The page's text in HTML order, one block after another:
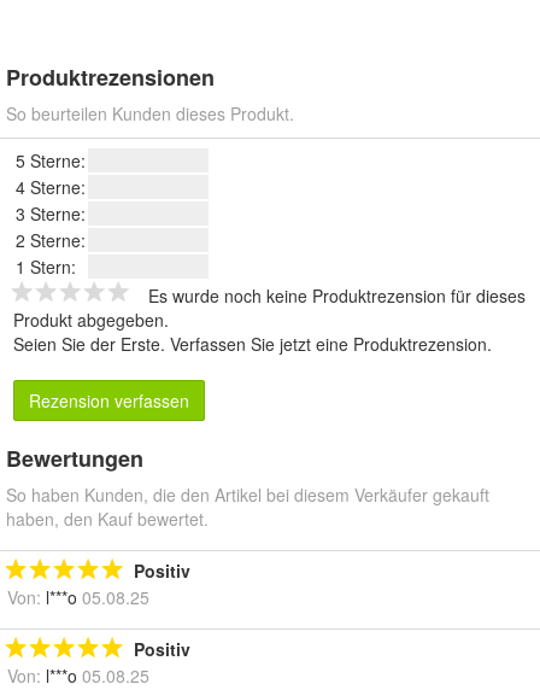
Produktrezensionen
So beurteilen Kunden dieses Produkt.
5 Sterne:
4 Sterne:
3 Sterne:
2 Sterne:
1 Stern:
Es wurde noch keine Produktrezension für dieses
Produkt abgegeben.
Seien Sie der Erste. Verfassen Sie jetzt eine Produktrezension.
Rezension verfassen
Bewertungen
So haben Kunden, die den Artikel bei diesem Verkäufer gekauft
haben, den Kauf bewertet.
Positiv
Von: l***o 05.08.25
Positiv
Von: l***o 05.08.25